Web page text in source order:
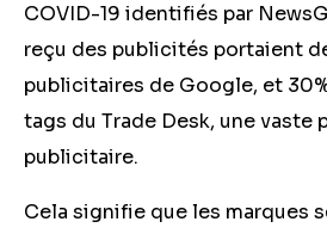
COVID-19 identifiés par
reçu des publicités portaient
publicitaires de Google, et
tags du Trade Desk, une vaste
publicitaire.
Cela signifie que les marques